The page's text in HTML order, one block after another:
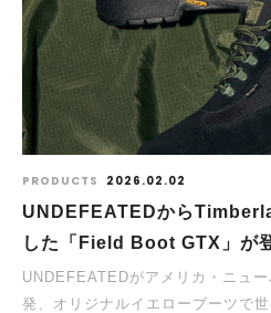
PRODUCTS 2026.02.02
UNDEFEATEDから
した「Field Boot GTX」が
UNDEFEATEDがアメリカ・ニュ
発、オリジナルイエローブーツで